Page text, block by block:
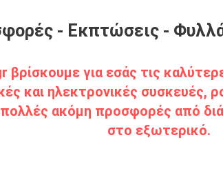
- Εκπτώσεις -
βρίσκουμε για εσάς τις
και ηλεκτρονικές συσκευές,
ακόμη προσφορές από
στο εξωτερικό.